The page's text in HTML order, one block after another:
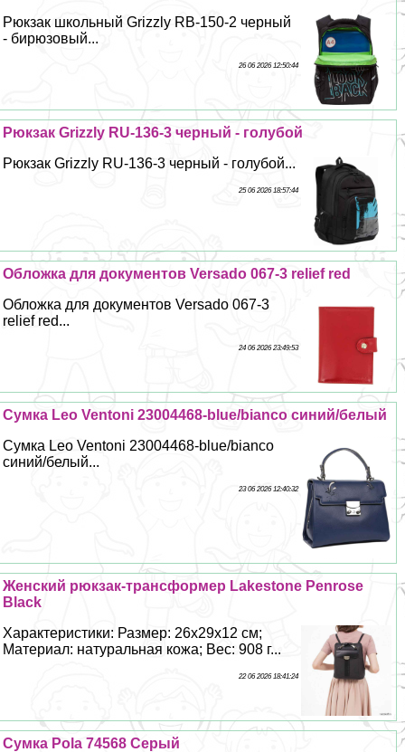
Рюкзак школьный Grizzly RB-150-2 черный
- бирюзовый...
26 06 2026 12:50:44
Рюкзак Grizzly RU-136-3 черный - гoлyбой
Рюкзак Grizzly RU-136-3 черный - гoлyбой...
25 06 2026 18:57:44
Обложка для документов Versado 067-3 relief red
Обложка для документов Versado 067-3
relief red...
24 06 2026 23:49:53
Сумка Leo Ventoni 23004468-blue/bianco синий/белый
Сумка Leo Ventoni 23004468-blue/bianco
синий/белый...
23 06 2026 12:40:32
Женский рюкзак-трaнcформер Lakestone Penrose
Black
Хаpaктеристики: Размер: 26х29х12 см;
Материал: натуральная кожа; Вес: 908 г...
22 06 2026 18:41:24
Сумка Pola 74568 Серый